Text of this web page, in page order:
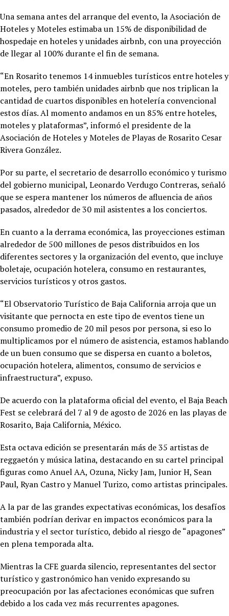
Una semana antes del arranque del evento, la Asociación de
Hoteles y Moteles estimaba un 15% de disponibilidad de
hospedaje en hoteles y unidades airbnb, con una proyección
de llegar al 100% durante el fin de semana.
“En Rosarito tenemos 14 inmuebles turísticos entre hoteles y
moteles, pero también unidades airbnb que nos triplican la
cantidad de cuartos disponibles en hotelería convencional
estos días. Al momento andamos en un 85% entre hoteles,
moteles y plataformas”, informó el presidente de la
Asociación de Hoteles y Moteles de Playas de Rosarito Cesar
Rivera González.
Por su parte, el secretario de desarrollo económico y turismo
del gobierno municipal, Leonardo Verdugo Contreras, señaló
que se espera mantener los números de afluencia de años
pasados, alrededor de 30 mil asistentes a los conciertos.
En cuanto a la derrama económica, las proyecciones estiman
alrededor de 500 millones de pesos distribuidos en los
diferentes sectores y la organización del evento, que incluye
boletaje, ocupación hotelera, consumo en restaurantes,
servicios turísticos y otros gastos.
“El Observatorio Turístico de Baja California arroja que un
visitante que pernocta en este tipo de eventos tiene un
consumo promedio de 20 mil pesos por persona, si eso lo
multiplicamos por el número de asistencia, estamos hablando
de un buen consumo que se dispersa en cuanto a boletos,
ocupación hotelera, alimentos, consumo de servicios e
infraestructura”, expuso.
De acuerdo con la plataforma oficial del evento, el Baja Beach
Fest se celebrará del 7 al 9 de agosto de 2026 en las playas de
Rosarito, Baja California, México.
Esta octava edición se presentarán más de 35 artistas de
reggaetón y música latina, destacando en su cartel principal
figuras como Anuel AA, Ozuna, Nicky Jam, Junior H, Sean
Paul, Ryan Castro y Manuel Turizo, como artistas principales.
A la par de las grandes expectativas económicas, los desafíos
también podrían derivar en impactos económicos para la
industria y el sector turístico, debido al riesgo de “apagones”
en plena temporada alta.
Mientras la CFE guarda silencio, representantes del sector
turístico y gastronómico han venido expresando su
preocupación por las afectaciones económicas que sufren
debido a los cada vez más recurrentes apagones.